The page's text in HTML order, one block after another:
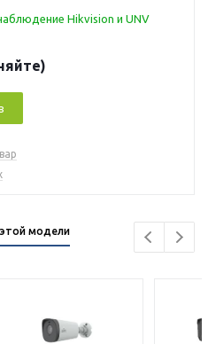
Hikvision и UNV
модели